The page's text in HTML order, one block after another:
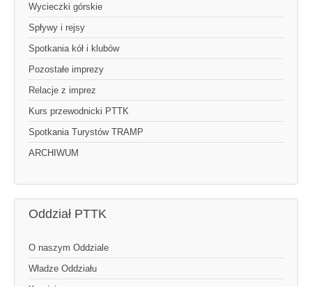
Wycieczki górskie
Spływy i rejsy
Spotkania kół i klubów
Pozostałe imprezy
Relacje z imprez
Kurs przewodnicki PTTK
Spotkania Turystów TRAMP
ARCHIWUM
Oddział PTTK
O naszym Oddziale
Władze Oddziału